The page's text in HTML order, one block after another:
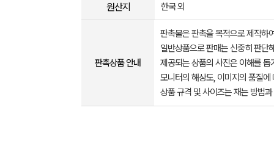
원산지 한국 외
판촉상품 안내
판촉물은 판촉을 목적으로 제작하
일반상품으로 판매는 신중히 판단
제공되는 상품의 사진은 이해를
모니터의 해상도, 이미지의 품질
상품 규격 및 사이즈는 재는 방법